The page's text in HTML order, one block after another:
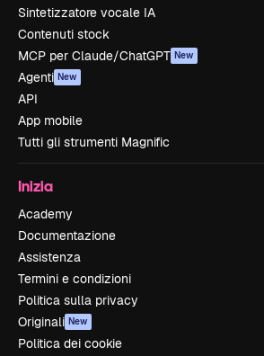
Sintetizzatore vocale IA
Contenuti stock
MCP per Claude/ChatGPT New
Agenti New
API
App mobile
Tutti gli strumenti Magnific
Inizia
Academy
Documentazione
Assistenza
Termini e condizioni
Politica sulla privacy
Originali New
Politica dei cookie